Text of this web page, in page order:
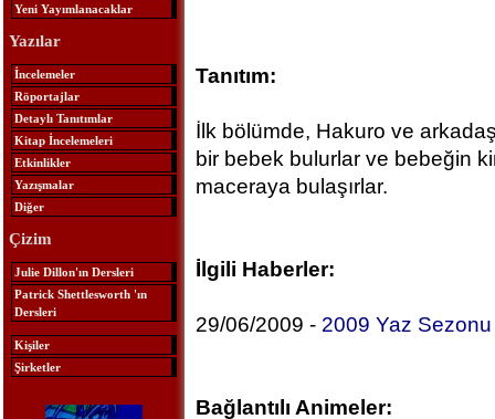
Yeni Yayımlanacaklar
Yazılar
İncelemeler
Röportajlar
Detaylı Tanıtımlar
Kitap İncelemeleri
Etkinlikler
Yazışmalar
Diğer
Çizim
Julie Dillon'ın Dersleri
Patrick Shettlesworth 'ın
Dersleri
Kişiler
Şirketler
Tanıtım:
İlk bölümde, Hakuro ve
bir bebek bulurlar ve bebeğin
maceraya bulaşırlar.
İlgili Haberler:
29/06/2009 - 2009 Yaz Sezonu
Bağlantılı Animeler: